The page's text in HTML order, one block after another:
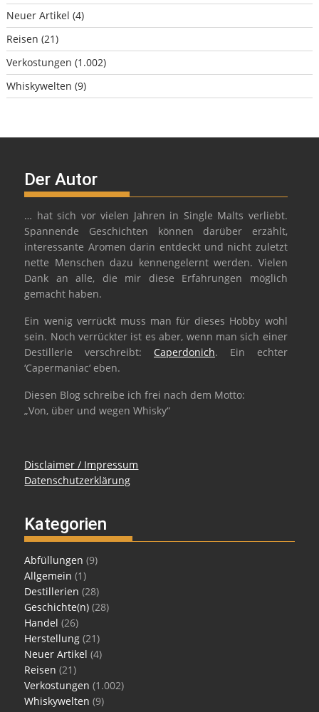
Neuer Artikel (4)
Reisen (21)
Verkostungen (1.002)
Whiskywelten (9)
Der Autor
… hat sich vor vielen Jahren in Single Malts verliebt.
Spannende Geschichten können darüber erzählt,
interessante Aromen darin entdeckt und nicht zuletzt
nette Menschen dazu kennengelernt werden. Vielen
Dank an alle, die mir diese Erfahrungen möglich
gemacht haben.
Ein wenig verrückt muss man für dieses Hobby wohl
sein. Noch verrückter ist es aber, wenn man sich einer
Destillerie verschreibt: Caperdonich. Ein echter
‘Capermaniac‘ eben.
Diesen Blog schreibe ich frei nach dem Motto:
„Von, über und wegen Whisky“
Disclaimer / Impressum
Datenschutzerklärung
Kategorien
Abfüllungen (9)
Allgemein (1)
Destillerien (28)
Geschichte(n) (28)
Handel (26)
Herstellung (21)
Neuer Artikel (4)
Reisen (21)
Verkostungen (1.002)
Whiskywelten (9)